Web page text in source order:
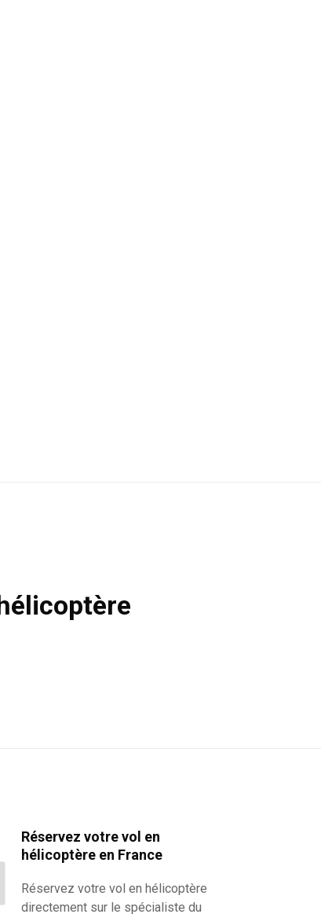
Réservez votre vol en
hélicoptère en France
Réservez votre vol en hélicoptère
directement sur le spécialiste du